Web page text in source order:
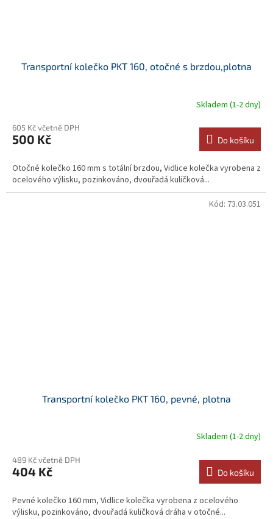
Transportní kolečko PKT 160, otočné s brzdou,plotna
Skladem (1-2 dny)
605 Kč včetně DPH
500 Kč Do košíku
Otočné kolečko 160 mm s totální brzdou, Vidlice kolečka vyrobena z
ocelového výlisku, pozinkováno, dvouřadá kuličková...
Transportní kolečko PKT 160, pevné, plotna
Skladem (1-2 dny)
489 Kč včetně DPH
404 Kč Do košíku
Pevné kolečko 160 mm, Vidlice kolečka vyrobena z ocelového
výlisku, pozinkováno, dvouřadá kuličková dráha v otočné...
Kód: 73.03.051